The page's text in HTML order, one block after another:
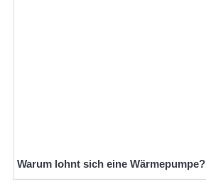
Warum lohnt sich eine Wärmepumpe?